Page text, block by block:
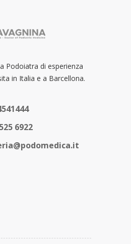
Podoiatra di esperienza
in Italia e a Barcellona.
6922